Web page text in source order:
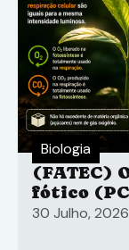
Biologia
(FATEC)
fótico
30 Julho, 2026